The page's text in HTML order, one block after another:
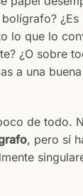
¿Es
lo que lo
¿O sobre
a una buena
de todo.
, pero sí